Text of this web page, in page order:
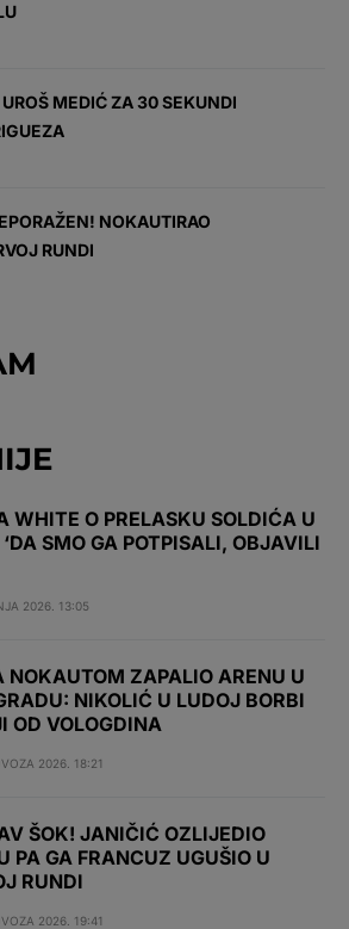
MEDIĆ ZA 30 SEKUNDI
NOKAUTIRAO
RUNDI
WHITE O PRELASKU SOLDIĆA U
SMO GA POTPISALI, OBJAVILI
2026. 13:05
NOKAUTOM ZAPALIO ARENU U
NIKOLIĆ U LUDOJ BORBI
OD VOLOGDINA
2026. 18:21
ŠOK! JANIČIĆ OZLIJEDIO
PA GA FRANCUZ UGUŠIO U
RUNDI
2026. 19:41